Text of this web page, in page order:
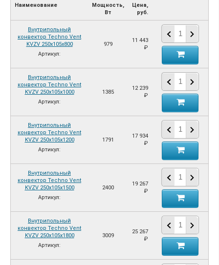
Наименование
Мощность,
Вт
Цена,
руб.
Внутрипольный
конвектор Techno Vent
KVZV 250х105х800
Артикул:
979
11 443
₽
Внутрипольный
конвектор Techno Vent
KVZV 250х105х1000
Артикул:
1385
12 239
₽
Внутрипольный
конвектор Techno Vent
KVZV 250х105х1200
Артикул:
1791
17 934
₽
Внутрипольный
конвектор Techno Vent
KVZV 250х105х1500
Артикул:
2400
19 267
₽
Внутрипольный
конвектор Techno Vent
KVZV 250х105х1800
Артикул:
3009
25 267
₽